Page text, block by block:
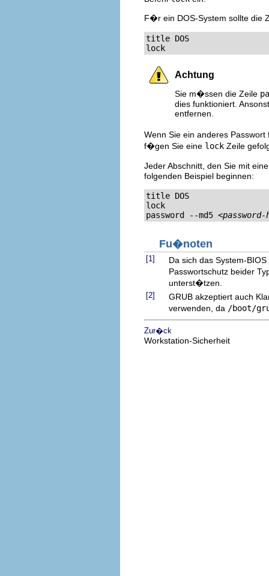
F�r ein DOS-System sollte die
title DOS
lock
Achtung
Sie m�ssen die Zeile
dies funktioniert.
entfernen.
Wenn Sie ein anderes
f�gen Sie eine lock Zeile
Jeder Abschnitt, den Sie mit
folgenden Beispiel beginnen:
title DOS
lock
password --md5 <password-
Fu�noten
[1]
Da sich das System-
Passwortschutz beider
unterst�tzen.
[2]
GRUB akzeptiert auch
verwenden, da /boot/
Zur�ck
Workstation-Sicherheit